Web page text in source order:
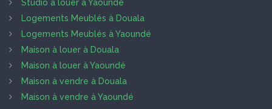
Studio à louer à Yaoundé
Logements Meublés à Douala
Logements Meublés à Yaoundé
Maison à louer à Douala
Maison à louer à Yaoundé
Maison à vendre à Douala
Maison à vendre à Yaoundé